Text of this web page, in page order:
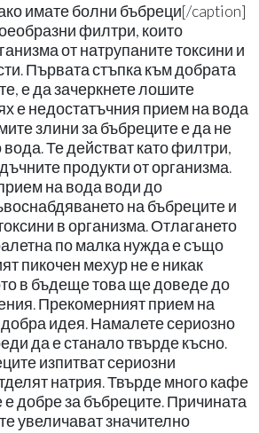
имате болни бъбреци[/caption]
филтри, които
от натрупаните токсини и
Първата стъпка към добрата
е да зачеркнете лошите
е недостатъчния прием на вода
злини за бъбреците е да не
вода. Те действат като филтри,
продукти от организма.
на вода води до
на бъбреците и
в организма. Отлагането
по малка нужда е също
пикочен мехур не е никак
в бъдеще това ще доведе до
Прекомерният прием на
идея. Намалете сериозно
да е станало твърде късно.
изпитват сериозни
натрия. Твърде много кафе
добре за бъбреците. Причината
увеличават значително